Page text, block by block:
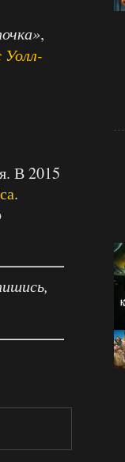
,
Уолл-
В 2015
.